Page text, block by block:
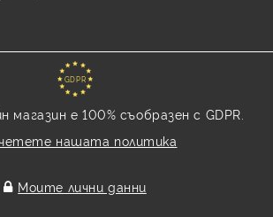
GDPR
магазин е 100% съобразен с GDPR.
нашата политика
Моите лични данни